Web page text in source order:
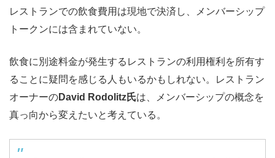
レストランでの飲食費用は現地で決済し、メンバーシップ
トークンには含まれていない。
飲食に別途料金が発生するレストランの利用権利を所有す
ることに疑問を感じる人もいるかもしれない。レストラン
オーナーのDavid Rodolitz氏は、メンバーシップの概念を
真っ向から変えたいと考えている。